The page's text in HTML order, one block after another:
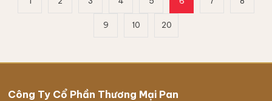
9 10 20
Công Ty Cổ Phần Thương Mại Pan